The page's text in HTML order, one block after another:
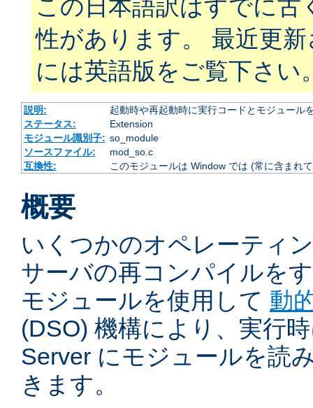
この日本語訳はすでに古
性があります。 最近更
には英語版をご覧下さい
説明:
起動時や再起動時に実行コードとモジュール
ステータス:
Extension
モジュール識別子: so_module
ソースファイル:
mod_so.c
互換性:
このモジュールは Window では (常に含まれ
概要
いくつかのオペレーティ
サーバの再コンパイルを
モジュールを使用して 動
(DSO) 機構により、実行
Server にモジュールを読
きます。